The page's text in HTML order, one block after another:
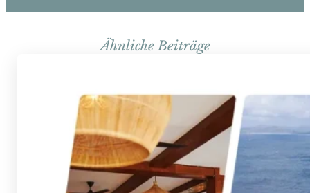
Ähnliche Beiträge